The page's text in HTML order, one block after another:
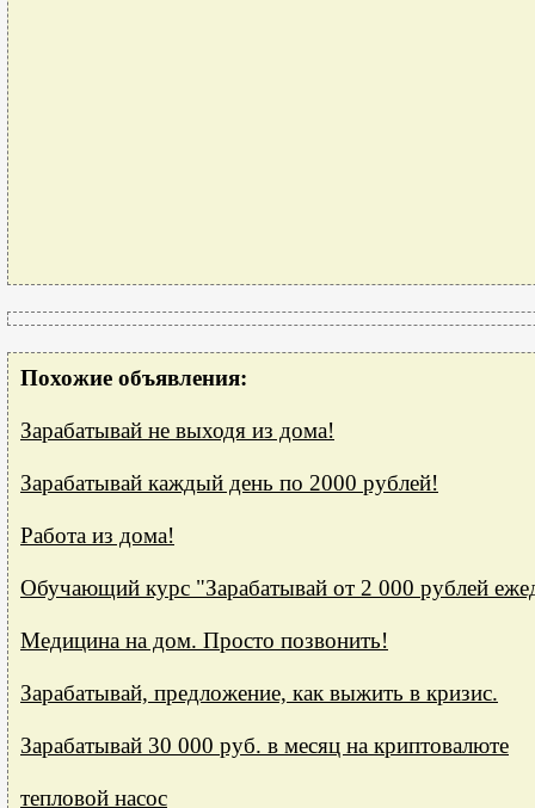
Похожие объявления:
Зарабатывай не выходя из дома!
Зарабатывай каждый день по 2000 рублей!
Работа из дома!
Обучающий курс "Зарабатывай от 2 000 рублей
Медицина на дом. Просто позвонить!
Зарабатывай, предложение, как выжить в кризис.
Зарабатывай 30 000 руб. в месяц на криптовалюте
тепловой насос